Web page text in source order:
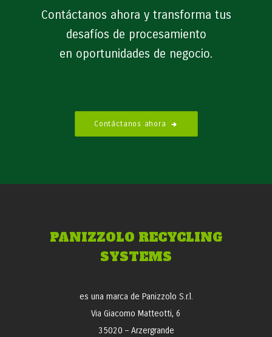
Contáctanos ahora y transforma tus
desafíos de procesamiento
en oportunidades de negocio.
Contáctanos ahora
PANIZZOLO RECYCLING
SYSTEMS
es una marca de Panizzolo S.r.l.
Via Giacomo Matteotti, 6
35020 – Arzergrande